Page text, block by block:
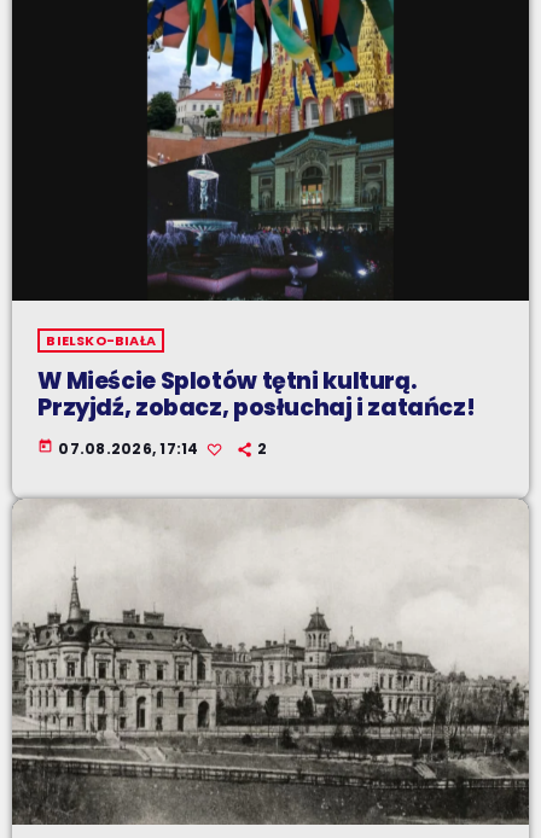
BIELSKO-BIAŁA
W Mieście Splotów tętni kulturą.
Przyjdź, zobacz, posłuchaj i zatańcz!
today 07.08.2026, 17:14 2